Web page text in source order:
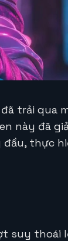
trải qua
này đã
đầu, thực
suy thoái